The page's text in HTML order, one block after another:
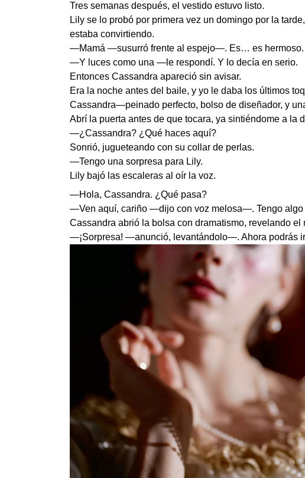
Tres semanas después, el vestido estuvo listo.
Lily se lo probó por primera vez un domingo por la
estaba convirtiendo.
—Mamá —susurró frente al espejo—. Es… es hermoso.
—Y luces como una —le respondí. Y lo decía en serio.
Entonces Cassandra apareció sin avisar.
Era la noche antes del baile, y yo le daba los últimos
Cassandra—peinado perfecto, bolso de diseñador, y
Abrí la puerta antes de que tocara, ya sintiéndome a la
—¿Cassandra? ¿Qué haces aquí?
Sonrió, jugueteando con su collar de perlas.
—Tengo una sorpresa para Lily.
Lily bajó las escaleras al oír la voz.
—Hola, Cassandra. ¿Qué pasa?
—Ven aquí, cariño —dijo con voz melosa—. Tengo algo
Cassandra abrió la bolsa con dramatismo, revelando
—¡Sorpresa! —anunció, levantándolo—. Ahora podrás